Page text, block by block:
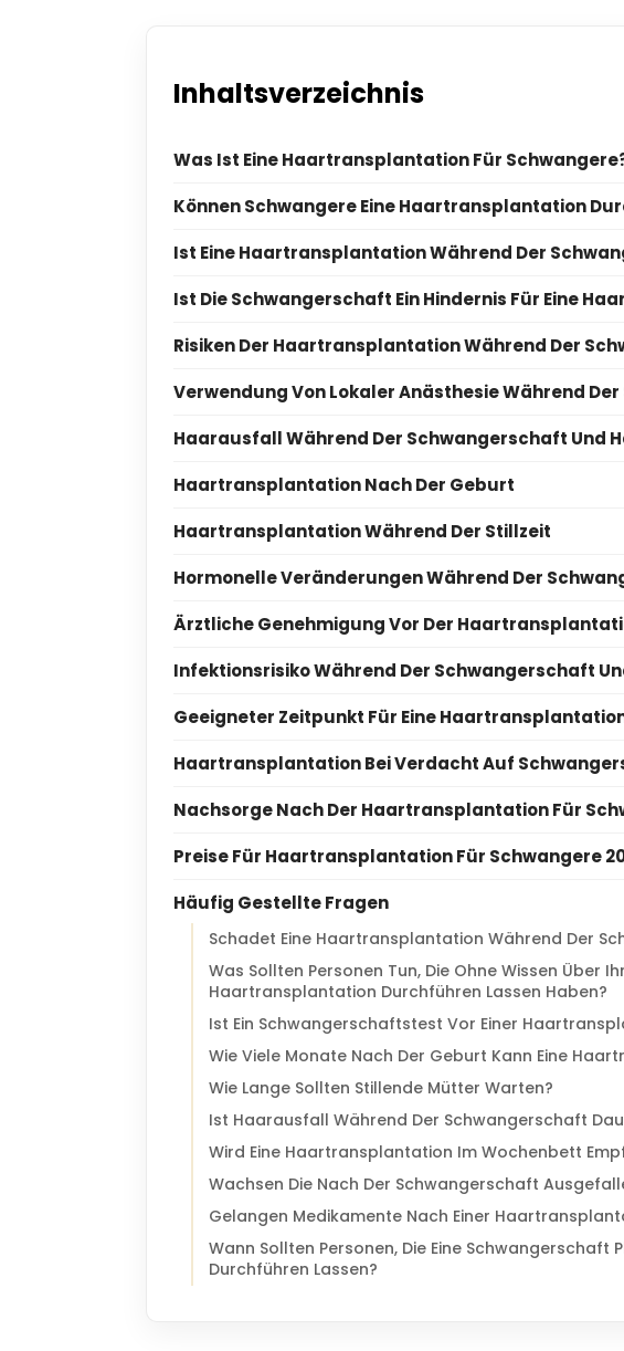
Inhaltsverzeichnis
Was Ist Eine Haartransplantation Für
Können Schwangere Eine Haartransplantation
Ist Eine Haartransplantation Während Der
Ist Die Schwangerschaft Ein Hindernis Für Eine
Risiken Der Haartransplantation Während Der
Verwendung Von Lokaler Anästhesie Während
Haarausfall Während Der Schwangerschaft Und
Haartransplantation Nach Der Geburt
Haartransplantation Während Der Stillzeit
Hormonelle Veränderungen Während Der
Ärztliche Genehmigung Vor Der
Infektionsrisiko Während Der Schwangerschaft
Geeigneter Zeitpunkt Für Eine
Haartransplantation Bei Verdacht Auf
Nachsorge Nach Der Haartransplantation Für
Preise Für Haartransplantation Für Schwangere
Häufig Gestellte Fragen
Schadet Eine Haartransplantation Während Der
Was Sollten Personen Tun, Die Ohne Wissen Über
Haartransplantation Durchführen Lassen Haben?
Ist Ein Schwangerschaftstest Vor Einer
Wie Viele Monate Nach Der Geburt Kann Eine
Wie Lange Sollten Stillende Mütter Warten?
Ist Haarausfall Während Der Schwangerschaft
Wird Eine Haartransplantation Im Wochenbett
Wachsen Die Nach Der Schwangerschaft
Gelangen Medikamente Nach Einer
Wann Sollten Personen, Die Eine Schwangerschaft
Durchführen Lassen?